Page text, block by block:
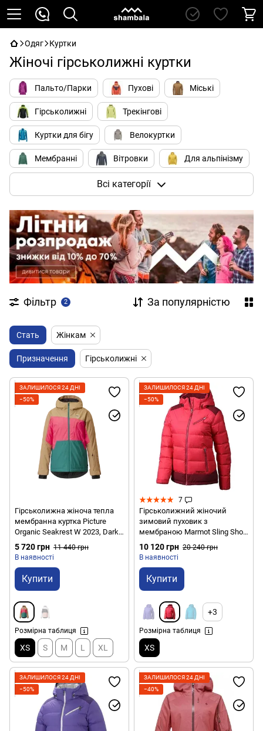
Одяг Куртки
Жіночі гірськолижні куртки
Пальто/Парки Пухові Міські
Гірськолижні Трекінгові
Куртки для бігу Велокуртки
Мембранні Вітровки Для альпінізму
Всі категорії
Фільтр 2 За популярністю
Стать Жінкам
Призначення Гірськолижні
ЗАЛИШИЛОСЯ 24 ДНІ
−50%
Гірськолижна жіноча тепла
мембранна куртка Picture
Organic Seakrest W 2023, Dark
Sea, XS (PO WVT270A-XS)
5 720 грн 11 440 грн
В наявності
Купити
Розмірна таблиця
XS S M L XL
ЗАЛИШИЛОСЯ 24 ДНІ
−50%
7
Гірськолижний жіночий
зимовий пуховик з
мембраною Marmot Sling Shot
Jacket, XS - Summer Pink/Berry
Wine (MRT 76200.6566-XS)
10 120 грн 20 240 грн
В наявності
Купити
+3
Розмірна таблиця
XS
ЗАЛИШИЛОСЯ 24 ДНІ
−50%
ЗАЛИШИЛОСЯ 24 ДНІ
−40%